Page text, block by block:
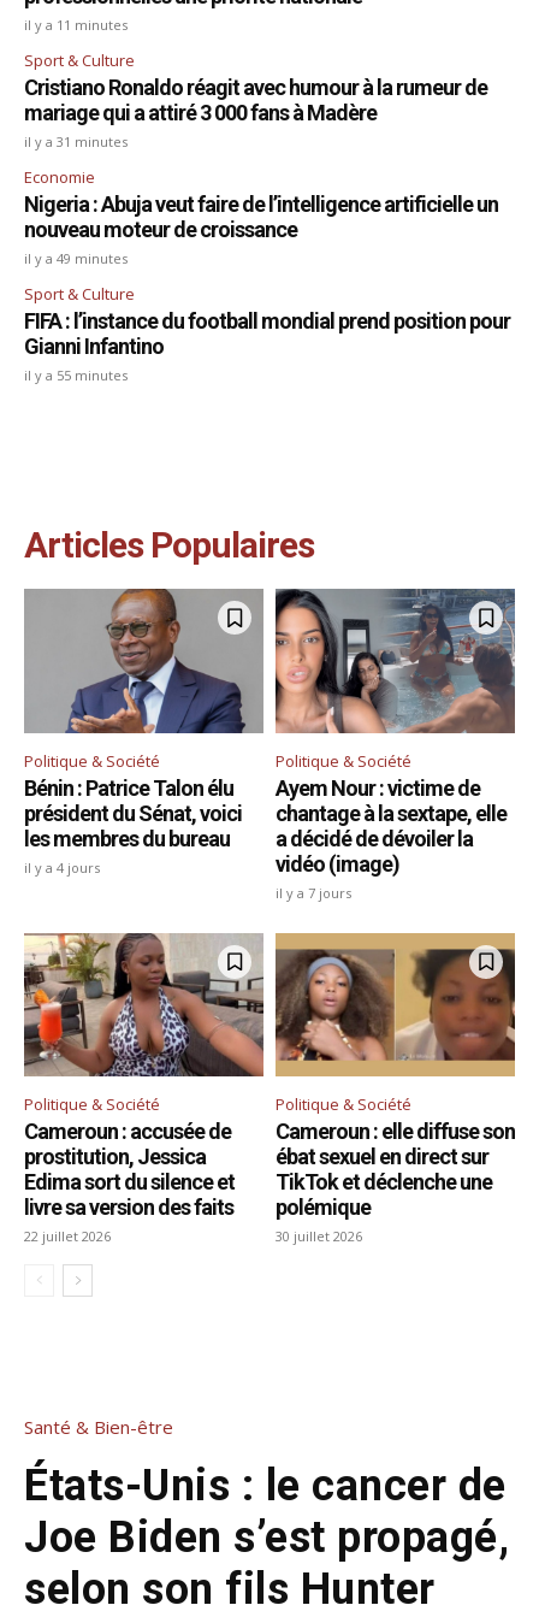
il y a 11 minutes
Sport & Culture
Cristiano Ronaldo réagit avec humour à la rumeur de
mariage qui a attiré 3 000 fans à Madère
il y a 31 minutes
Economie
Nigeria : Abuja veut faire de l’intelligence artificielle un
nouveau moteur de croissance
il y a 49 minutes
Sport & Culture
FIFA : l’instance du football mondial prend position pour
Gianni Infantino
il y a 55 minutes
Articles Populaires
Politique & Société
Bénin : Patrice Talon élu
président du Sénat, voici
les membres du bureau
il y a 4 jours
Politique & Société
Ayem Nour : victime de
chantage à la sextape, elle
a décidé de dévoiler la
vidéo (image)
il y a 7 jours
Politique & Société
Cameroun : accusée de
prostitution, Jessica
Edima sort du silence et
livre sa version des faits
22 juillet 2026
Politique & Société
Cameroun : elle diffuse son
ébat sexuel en direct sur
TikTok et déclenche une
polémique
30 juillet 2026